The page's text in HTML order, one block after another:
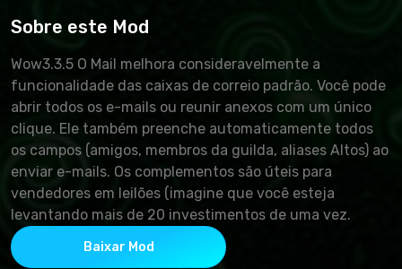
Sobre este Mod
Wow3.3.5 O Mail melhora consideravelmente a
funcionalidade das caixas de correio padrão. Você pode
abrir todos os e-mails ou reunir anexos com um único
clique. Ele também preenche automaticamente todos
os campos (amigos, membros da guilda, aliases Altos) ao
enviar e-mails. Os complementos são úteis para
vendedores em leilões (imagine que você esteja
levantando mais de 20 investimentos de uma vez.
Baixar Mod